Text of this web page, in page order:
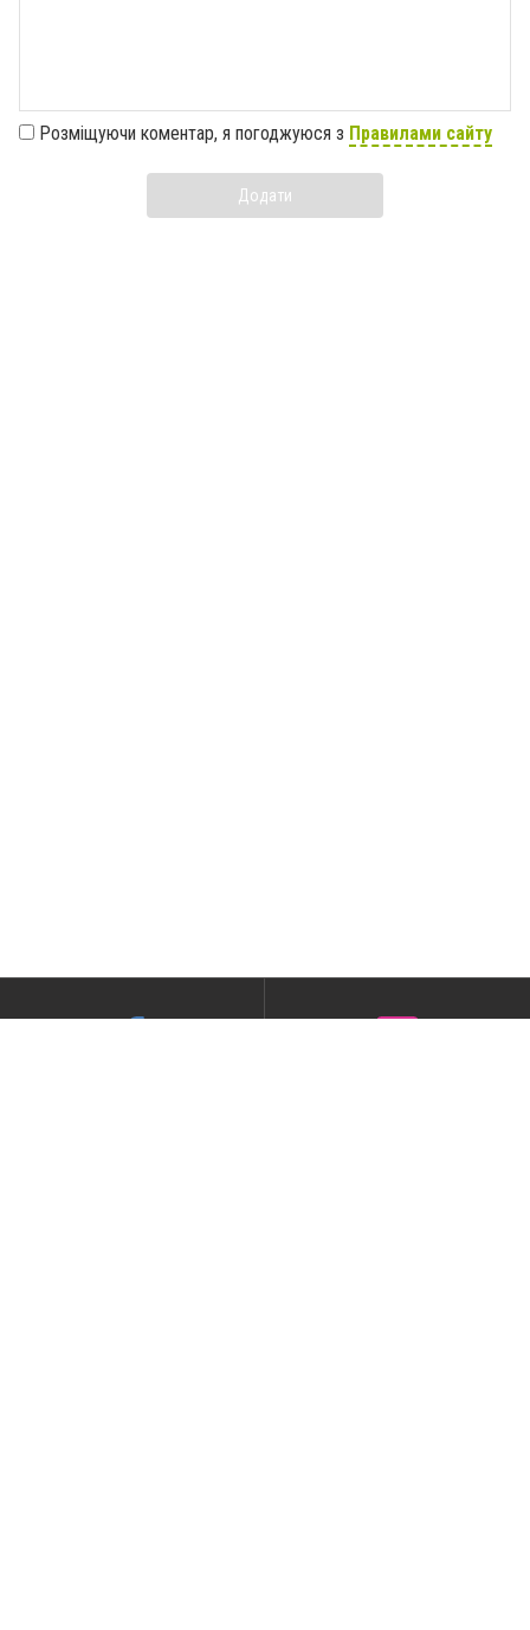
Розміщуючи коментар, я погоджуюся з Правилами сайту
Додати